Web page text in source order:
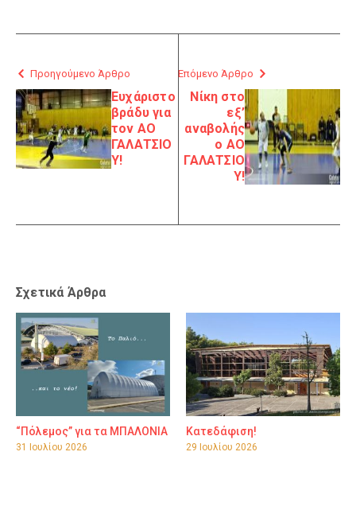
Προηγούμενο Άρθρο
Ευχάριστο
βράδυ για
τον ΑΟ
ΓΑΛΑΤΣΙΟ
Υ!
Επόμενο Άρθρο
Νίκη στο
εξ’
αναβολής
ο ΑΟ
ΓΑΛΑΤΣΙΟ
Υ!
Σχετικά Άρθρα
“Πόλεμος” για τα ΜΠΑΛΟΝΙΑ
31 Ιουλίου 2026
Κατεδάφιση!
29 Ιουλίου 2026